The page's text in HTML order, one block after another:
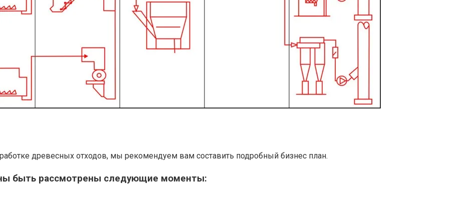
древесных отходов, мы рекомендуем вам составить подробный бизнес план.
быть рассмотрены следующие моменты: